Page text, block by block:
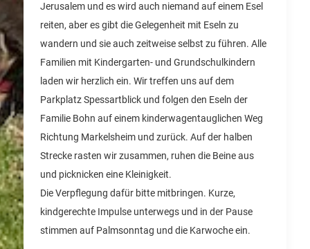
Jerusalem und es wird auch niemand auf einem Esel
reiten, aber es gibt die Gelegenheit mit Eseln zu
wandern und sie auch zeitweise selbst zu führen. Alle
Familien mit Kindergarten- und Grundschulkindern
laden wir herzlich ein. Wir treffen uns auf dem
Parkplatz Spessartblick und folgen den Eseln der
Familie Bohn auf einem kinderwagentauglichen Weg
Richtung Markelsheim und zurück. Auf der halben
Strecke rasten wir zusammen, ruhen die Beine aus
und picknicken eine Kleinigkeit.
Die Verpflegung dafür bitte mitbringen. Kurze,
kindgerechte Impulse unterwegs und in der Pause
stimmen auf Palmsonntag und die Karwoche ein.